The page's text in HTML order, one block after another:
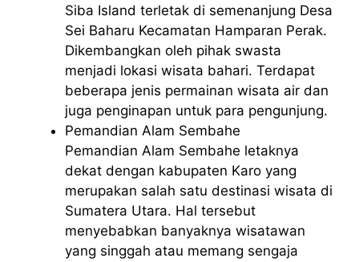
Siba Island terletak di semenanjung Desa
Sei Baharu Kecamatan Hamparan Perak.
Dikembangkan oleh pihak swasta
menjadi lokasi wisata bahari. Terdapat
beberapa jenis permainan wisata air dan
juga penginapan untuk para pengunjung.
Pemandian Alam Sembahe
Pemandian Alam Sembahe letaknya
dekat dengan kabupaten Karo yang
merupakan salah satu destinasi wisata di
Sumatera Utara. Hal tersebut
menyebabkan banyaknya wisatawan
yang singgah atau memang sengaja